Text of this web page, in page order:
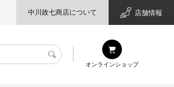
中川政七商店について 店舗情報
検
オンラインショップ